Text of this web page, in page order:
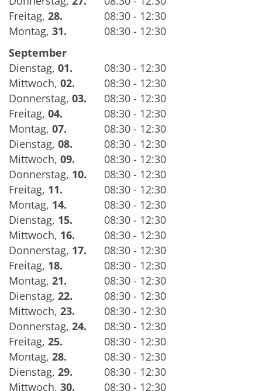
Freitag, 28.
08:30 - 12:30
Montag, 31.
08:30 - 12:30
September
Dienstag, 01.
08:30 - 12:30
Mittwoch, 02.
08:30 - 12:30
Donnerstag, 03.
08:30 - 12:30
Freitag, 04.
08:30 - 12:30
Montag, 07.
08:30 - 12:30
Dienstag, 08.
08:30 - 12:30
Mittwoch, 09.
08:30 - 12:30
Donnerstag, 10.
08:30 - 12:30
Freitag, 11.
08:30 - 12:30
Montag, 14.
08:30 - 12:30
Dienstag, 15.
08:30 - 12:30
Mittwoch, 16.
08:30 - 12:30
Donnerstag, 17.
08:30 - 12:30
Freitag, 18.
08:30 - 12:30
Montag, 21.
08:30 - 12:30
Dienstag, 22.
08:30 - 12:30
Mittwoch, 23.
08:30 - 12:30
Donnerstag, 24.
08:30 - 12:30
Freitag, 25.
08:30 - 12:30
Montag, 28.
08:30 - 12:30
Dienstag, 29.
08:30 - 12:30
Mittwoch, 30. 08:30 - 12:30